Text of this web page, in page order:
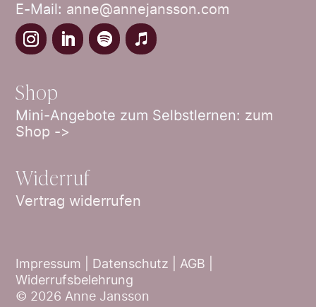
E-Mail: anne@annejansson.com
Shop
Mini-Angebote zum Selbstlernen: zum
Shop ->
Widerruf
Vertrag widerrufen
Impressum | Datenschutz |AGB
Widerrufsbelehrung
© 2026 Anne Jansson